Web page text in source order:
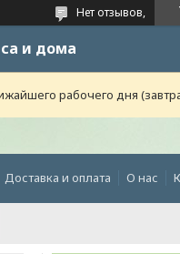
Нет отзывов,
и дома
рабочего дня
Доставка и оплата О нас